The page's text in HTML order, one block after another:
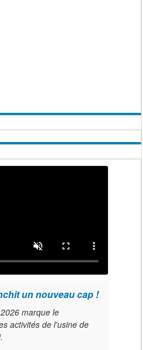
un nouveau cap !
marque le
activités de l'usine de